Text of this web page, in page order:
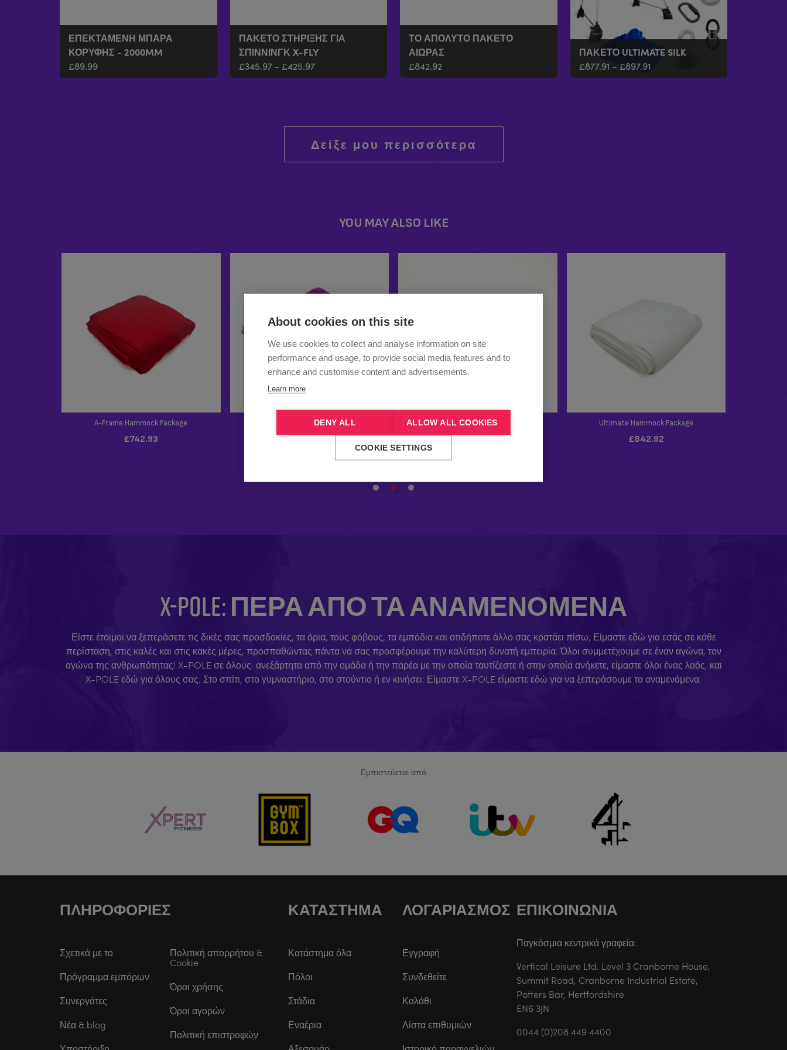
ΕΠΕΚΤΑΜΈΝΗ ΜΠΆΡΑ
ΚΟΡΥΦΉΣ - 2000MM
£89.99
ΠΑΚΈΤΟ ΣΤΉΡΙΞΗΣ ΓΙΑ
ΣΠΙΝΝΙΝΓΚ X-FLY
£345.97- £425.97
ΤΟ ΑΠΌΛΥΤΟ ΠΑΚΈΤΟ
ΑΙΏΡΑΣ
£842.92
ΠΑΚΈΤΟ ULTIMATE SILK
£877.91 - £897.91
ΠΑΚΈΤΟ ULTIMATE X-FLY
Δείξε μου περισσότερα
X-POLE: ΠΈΡΑ ΑΠΌ ΤΑ ΑΝΑΜΕΝΌΜΕΝΑ
Είστε έτοιμοι να ξεπεράσετε τις δικές σας προσδοκίες, τα όρια, τους φόβους, τα εμπόδια και οτιδήποτε άλλο σας κρατάει πίσω; Είμαστε εδώ για εσάς σε κάθε
περίσταση, στις καλές και στις κακές μέρες, προσπαθώντας πάντα να σας προσφέρουμε την καλύτερη δυνατή εμπειρία. Όλοι συμμετέχουμε σε έναν αγώνα, τον
αγώνα της ανθρωπότητας! X-POLE σε όλους· ανεξάρτητα από την ομάδα ή την παρέα με την οποία ταυτίζεστε ή στην οποία ανήκετε, είμαστε όλοι ένας λαός, και
X-POLE εδώ για όλους σας. Στο σπίτι, στο γυμναστήριο, στο στούντιο ή εν κινήσει: Είμαστε X-POLE είμαστε εδώ για να ξεπεράσουμε τα αναμενόμενα.
Εμπιστεύεται από
ΠΛΗΡΟΦΟΡΊΕΣ
Σχετικά με το
Πρόγραμμα εμπόρων
Συνεργάτες
Νέα & blog
Πολιτική απορρήτου &
Cookie
Όροι χρήσης
Όροι αγορών
Πολιτική επιστροφών
ΚΑΤΆΣΤΗΜΑ
Κατάστημα όλα
Πόλοι
Στάδια
Εναέρια
ΛΟΓΑΡΙΑΣΜΌΣ
Εγγραφή
Συνδεθείτε
Καλάθι
Λίστα επιθυμιών
ΕΠΙΚΟΙΝΩΝΊΑ
Παγκόσμια κεντρικά γραφεία:
Vertical Leisure Ltd. Level 3 Cranborne House,
Summit Road, Cranborne Industrial Estate,
Potters Bar, Hertfordshire
EN6 3JN
0044 (0)208 449 4400
About cookies on this site
We use cookies to collect and analyse information on site
performance and usage, to provide social media features and to
enhance and customise content and advertisements.
Learn more
DENY ALL ALLOW ALL COOKIES
COOKIE SETTINGS